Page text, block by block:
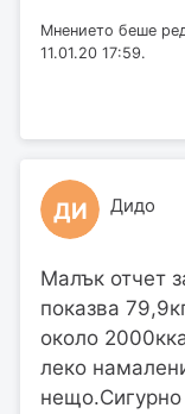
Мнението беше
11.01.20 17:59.
ДИ Дидо
Малък отчет
показва
около
леко